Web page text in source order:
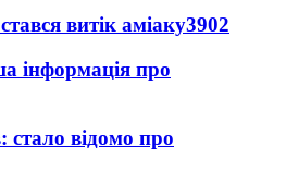
витік аміаку3902
інформація про
стало відомо про